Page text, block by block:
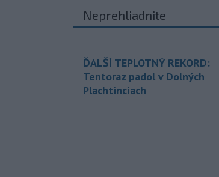
Neprehliadnite
ĎALŠÍ TEPLOTNÝ REKORD:
Tentoraz padol v Dolných
Plachtinciach